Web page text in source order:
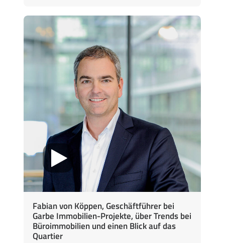
Fabian von Köppen, Geschäftführer bei
Garbe Immobilien-Projekte, über Trends bei
Büroimmobilien und einen Blick auf das
Quartier